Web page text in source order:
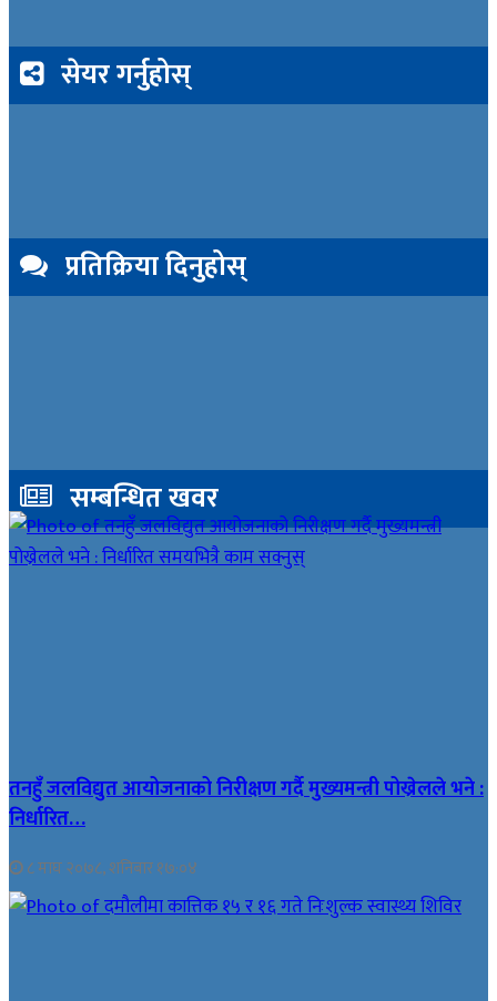
सेयर गर्नुहोस्
प्रतिक्रिया दिनुहोस्
सम्बन्धित खवर
तनहुँ जलविद्युत आयोजनाको निरीक्षण गर्दै मुख्यमन्त्री पोख्रेलले भने :
निर्धारित…
८ माघ २०७८, शनिबार १७:०४